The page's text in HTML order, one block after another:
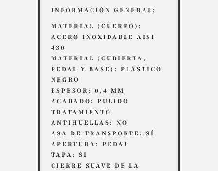
INFORMACIÓN GENERAL:
MATERIAL (CUERPO):
ACERO INOXIDABLE AISI
430
MATERIAL (CUBIERTA,
PEDAL Y BASE): PLÁSTICO
NEGRO
ESPESOR: 0,4 MM
ACABADO: PULIDO
TRATAMIENTO
ANTIHUELLAS: NO
ASA DE TRANSPORTE: SÍ
APERTURA: PEDAL
TAPA: SI
CIERRE SUAVE DE LA